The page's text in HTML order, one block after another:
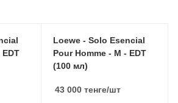
EDT
Loewe - Solo Esencial
Pour Homme - M - EDT
(100 мл)
43 000 тенге/шт